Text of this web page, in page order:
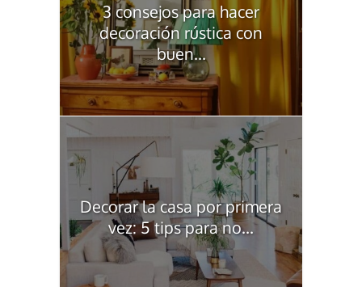
3 consejos para hacer
decoración rústica con
buen...
Decorar la casa por primera
vez: 5 tips para no...